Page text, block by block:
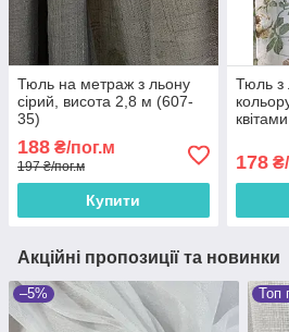
Тюль на метраж з льону
сірий, висота 2,8 м (607-
35)
188 ₴/пог.м
197 ₴/пог.м
Купити
Тюль з
178
Акційні пропозиції та новинки
–5% Топ